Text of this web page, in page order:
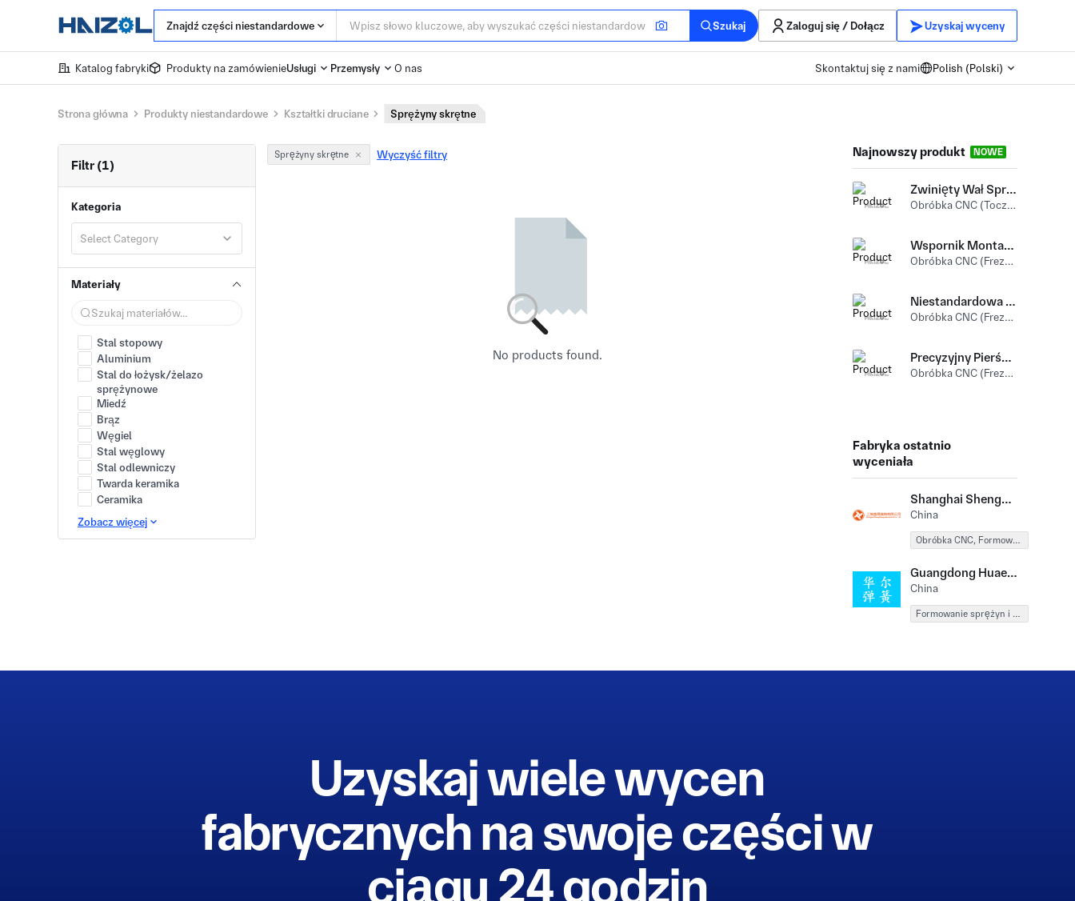
Znajdź części niestandardowe Szukaj Zaloguj się / Dołącz Uzyskaj wyceny
Katalog fabryki Produkty na zamówienieUsługi Przemysły O nas Skontaktuj się z nami Polish (Polski)
Strona główna Produkty niestandardowe Kształtki druciane Sprężyny skrętne
Filtr (1)
Kategoria
Select Category
Materiały
Stal stopowy
Aluminium
Stal do łożysk/żelazo
sprężynowe
Miedź
Brąz
Węgiel
Stal węglowy
Stal odlewniczy
Twarda keramika
Ceramika
Zobacz więcej
Sprężyny skrętne Wyczyść filtry
No products found.
Najnowszy produkt NOWE
Zwinięty Wał Sprężynowy
Obróbka CNC (Toczenie CNC) Stal nierdzewny
Wspornik Montażowy W Kształcie Litery L
Obróbka CNC (Frezowanie i frezowanie CNC) Aluminium
Niestandardowa Kolumna Montażowa Sprzętu Aluminiowego
Obróbka CNC (Frezowanie bramowe) Aluminium
Precyzyjny Pierścień Wsparcia Gwintu Wewnętrznego Obrabianego CNC
Obróbka CNC (Frezowanie i frezowanie CNC) Aluminium
Fabryka ostatnio
wyceniała
Shanghai Shengsheng Machinery Co., Ltd
China
Obróbka CNC, Formowanie sprężyn i drutu
Guangdong Huaersai Spring Industry Co., Ltd
China
Formowanie sprężyn i drutu, Produkcja blachy, Oznakowanie metalu, Formowanie tworzyw sztucznych
Uzyskaj wiele wycen
fabrycznych na swoje części w
ciągu 24 godzin